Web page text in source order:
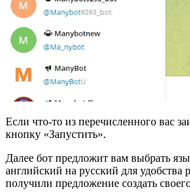
Если что-то из перечисленного вас
кнопку «Запустить».
Далее бот предложит вам выбрать
английский на русский для удобства
получили предложение создать